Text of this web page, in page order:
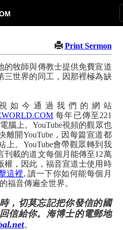
Print Sermon
的牧師與傳教士提供免費宣道
三世界的同工，因那裡極為缺
如今通過我們的網站
每年已傳至221
腦上。YouTube視頻的觀眾也
離開YouTube，因每篇宣道都
上。YouTube會帶觀眾轉到我
刊載的道文每個月能傳至12萬
權，因此，福音宣道士使用時
這裡, 讀一下你如何能每個月
福音傳遍全世界。
，切莫忘記把你發信的國
信給你。海博士的電郵地
。